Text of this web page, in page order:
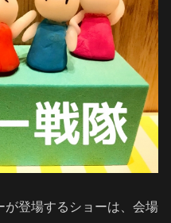
登場するショーは、会場